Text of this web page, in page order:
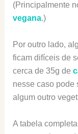
(Principalmente
vegana.)
Por outro lado,
ficam difíceis de
cerca de 35g de
nesse caso pode
algum outro
A tabela